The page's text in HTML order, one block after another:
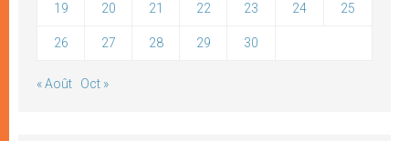
19 20 21 22 23 24 25
26 27 28 29 30
« Août Oct »